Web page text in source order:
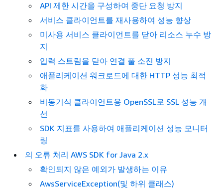
API 제한 시간을 구성하여 중단 요청 방지
서비스 클라이언트를 재사용하여 성능 향상
미사용 서비스 클라이언트를 닫아 리소스 누수 방
지
입력 스트림을 닫아 연결 풀 소진 방지
애플리케이션 워크로드에 대한 HTTP 성능 최적
화
비동기식 클라이언트용 OpenSSL로 SSL 성능 개
선
SDK 지표를 사용하여 애플리케이션 성능 모니터
링
의 오류 처리 AWS SDK for Java 2.x
확인되지 않은 예외가 발생하는 이유
AwsServiceException(및 하위 클래스)